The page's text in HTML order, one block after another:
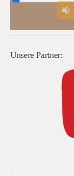
Unsere Partner: